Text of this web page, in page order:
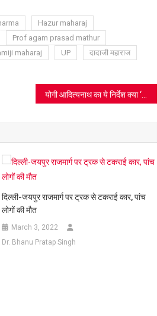
Hazur maharaj
Prof agam prasad mathur
maharaj UP
दादाजी महाराज
योगी आदित्यनाथ का ये निर्देश क्या ‘प्रभु’ मानेंगे?
दिल्ली-जयपुर राजमार्ग पर ट्रक से टकराई कार, पांच
लोगों की मौत
March 3, 2022
Dr. Bhanu Pratap Singh